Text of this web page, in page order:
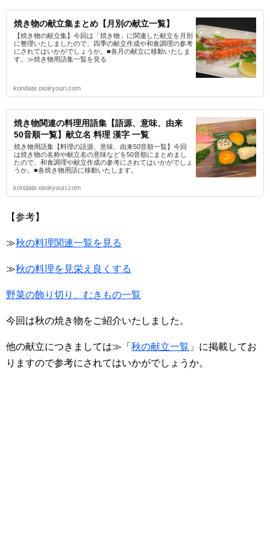
焼き物の献立集まとめ【月別の献立一覧】
【焼き物の献立集】今回は「焼き物」に関連した献立を月別
に整理いたしましたので、四季の献立作成や和食調理の参考
にされてはいかがでしょうか。■各月の献立に移動いたしま
す。≫焼き物用語集一覧を見る
kondate.oisiiryouri.com
焼き物関連の料理用語集【語源、意味、由来
50音順一覧】献立名 料理 漢字 一覧
焼き物用語集【料理の語源、意味、由来50音順一覧】今回
は焼き物の名称や献立名の意味などを50音順にまとめまし
たので、和食調理や献立作成の参考にされてはいかがでしょ
うか。■各焼き物用語に移動いたします。
kondate.oisiiryouri.com
【参考】
≫秋の料理関連一覧を見る
≫秋の料理を見栄え良くする
野菜の飾り切り、むきもの一覧
今回は秋の焼き物をご紹介いたしました。
他の献立につきましては≫「 秋の献立一覧 」に掲載してお
りますので参考にされてはいかがでしょうか。